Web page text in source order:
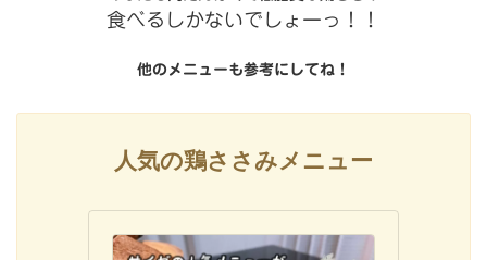
食べるしかないでしょーっ！！
他のメニューも参考にしてね！
人気の鶏ささみメニュー